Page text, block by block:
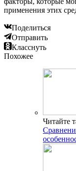
применения этих
Поделиться
Отправить
Класснуть
Похожее
Читайте